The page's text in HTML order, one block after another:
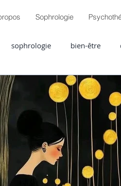
Sophrologie
sophrologie bien-être
douleurs chroniques